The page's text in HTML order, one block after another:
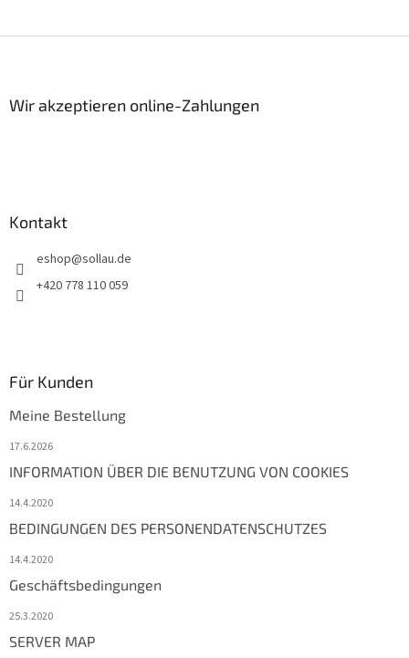
Wir akzeptieren online-Zahlungen
Kontakt
eshop@sollau.de
+420 778 110 059
Für Kunden
Meine Bestellung
17.6.2026
INFORMATION ÜBER DIE BENUTZUNG VON COOKIES
14.4.2020
BEDINGUNGEN DES PERSONENDATENSCHUTZES
14.4.2020
Geschäftsbedingungen
25.3.2020
SERVER MAP